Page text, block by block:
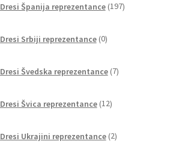
Dresi Španija reprezentance 197izdelkov
Dresi Srbiji reprezentance 0izdelkov
Dresi Švedska reprezentance 7izdelkov
Dresi Švica reprezentance 12izdelkov
Dresi Ukrajini reprezentance 2izdelka